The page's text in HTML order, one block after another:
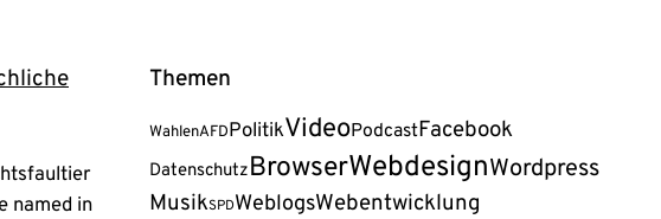
named in
Themen
WahlenAFDPolitikVideoPodcastFacebook
DatenschutzBrowserWebdesignWordpress
MusikSPDWeblogsWebentwicklung